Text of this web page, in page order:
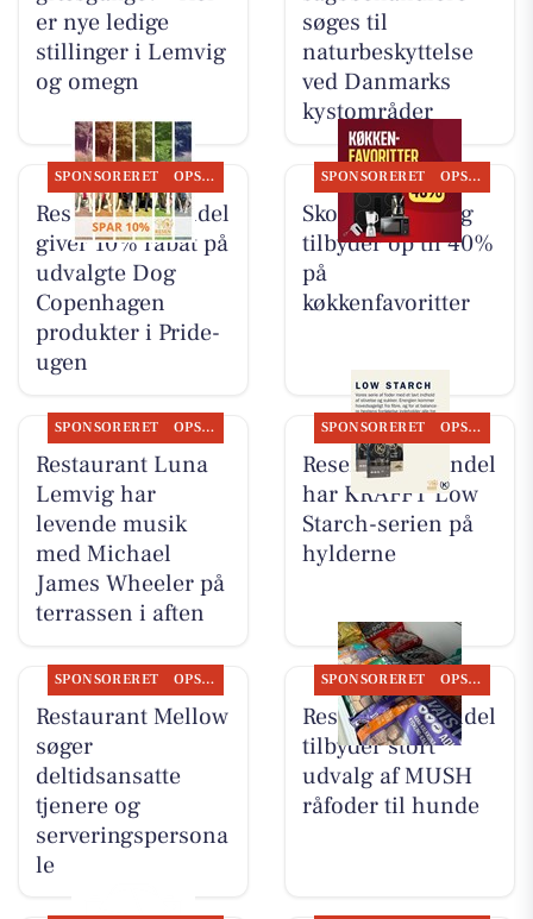
er nye ledige
stillinger i Lemvig
og omegn
søges til
naturbeskyttelse
ved Danmarks
kystområder
SPONSORERET OPSLAGSTAVLEN
Resen Landhandel
giver 10% rabat på
udvalgte Dog
Copenhagen
produkter i Pride-
ugen
SPONSORERET OPSLAGSTAVLEN
Skousen Lemvig
tilbyder op til 40%
på
køkkenfavoritter
SPONSORERET OPSLAGSTAVLEN
Restaurant Luna
Lemvig har
levende musik
med Michael
James Wheeler på
terrassen i aften
SPONSORERET OPSLAGSTAVLEN
Resen Landhandel
har KRAFFT Low
Starch-serien på
hylderne
SPONSORERET OPSLAGSTAVLEN
Restaurant Mellow
søger
deltidsansatte
tjenere og
serveringspersona
le
SPONSORERET OPSLAGSTAVLEN
Resen Landhandel
tilbyder stort
udvalg af MUSH
råfoder til hunde